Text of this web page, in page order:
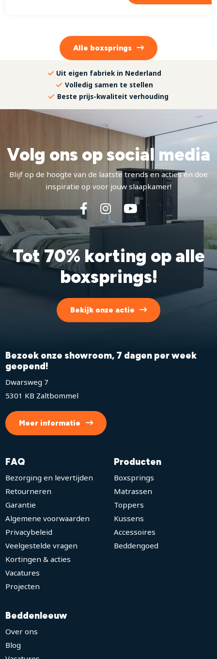
Alle boxsprings
Uit eigen fabriek in Nederland
Volledig samen te stellen
Beste prijs-kwaliteit verhouding
Volg ons op social media
Blijf op de hoogte van de laatste trends en acties én doe
inspiratie op voor jouw slaapkamer!
Tot 70% korting op alle
boxsprings!
Bekijk onze actie
Bezoek onze showroom, 7 dagen per week
geopend!
Dwarsweg 7
5301 KB Zaltbommel
Meer informatie
FAQ
Bezorging en levertijden
Retourneren
Garantie
Algemene voorwaarden
Privacybeleid
Veelgestelde vragen
Kortingen & acties
Vacatures
Projecten
Producten
Boxsprings
Matrassen
Toppers
Kussens
Accessoires
Beddengoed
Beddenleeuw
Over ons
Blog